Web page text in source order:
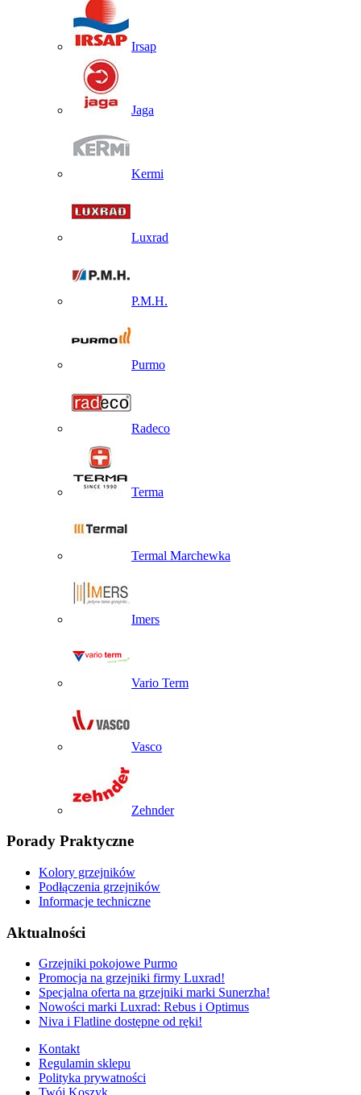
Irsap
Jaga
Kermi
Luxrad
P.M.H.
Purmo
Radeco
Terma
Termal Marchewka
Imers
Vario Term
Vasco
Zehnder
Porady Praktyczne
Kolory grzejników
Podłączenia grzejników
Informacje techniczne
Aktualności
Grzejniki pokojowe Purmo
Promocja na grzejniki firmy Luxrad!
Specjalna oferta na grzejniki marki Sunerzha!
Nowości marki Luxrad: Rebus i Optimus
Niva i Flatline dostępne od ręki!
Kontakt
Regulamin sklepu
Polityka prywatności